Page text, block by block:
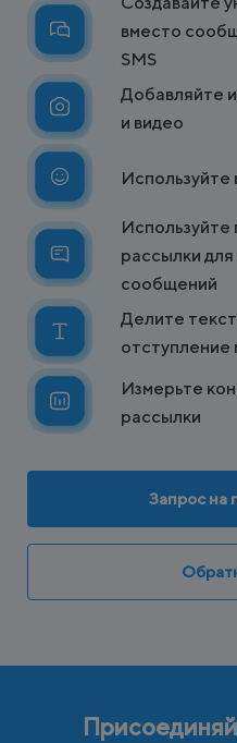
вместо
SMS
Добавляйте
и видео
Используйте
рассылки
сообщений
Делите
отступление
Измерьте
рассылки
Запрос на